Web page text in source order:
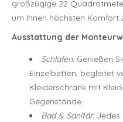
großzügige 22
um Ihnen höchsten Komfort
Ausstattung der
Schlafen:Genießen
Einzelbetten, begleitet
Kleiderschrank mit
Gegenstände.
Bad & Sanitär:Jedes